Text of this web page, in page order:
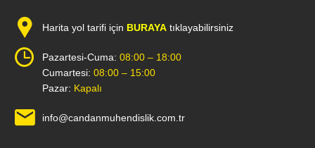
Harita yol tarifi için BURAYA tıklayabilirsiniz
Pazartesi-Cuma: 08:00 – 18:00
Cumartesi: 08:00 – 15:00
Pazar: Kapalı
info@candanmuhendislik.com.tr